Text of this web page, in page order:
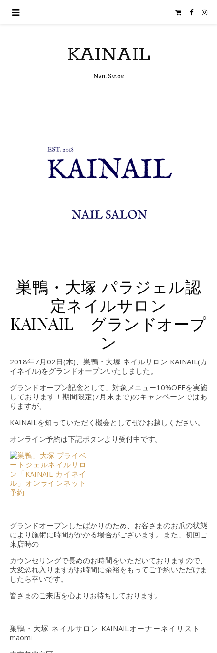
KAINAIL
Nail Salon
巣鴨・大塚 パラジェル認
定ネイルサロン
KAINAIL グランドオープ
ン
2018年7月02日(木)、巣鴨・大塚 ネイルサロン KAINAIL(カ
イネイル)をグランドオープンいたしました。
グランドオープン記念として、対象メニュー10%OFFを実施
しております！期間限定(7月末まで)のキャンペーンではあ
りますが、
KAINAILを知っていただく機会としてぜひお越しください。
オンライン予約は下記ボタンより受付中です。
グランドオープンしたばかりのため、お客さまのお爪の状態
により施術に時間がかかる場合がございます。また、初回ご
来店時の
カウンセリングで長めのお時間をいただいておりますので、
大変恐れ入りますがお時間に余裕をもってご予約いただけま
したら幸いです。
皆さまのご来店を心よりお待ちしております。
巣鴨・大塚 ネイルサロン KAINAILオーナーネイリスト
maomi